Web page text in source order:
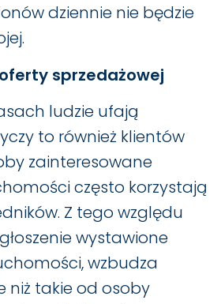
dziennie nie będzie
sprzedażowej
ludzie ufają
to również klientów
zainteresowane
często korzystają
Z tego względu
wystawione
wzbudza
niż takie od osoby